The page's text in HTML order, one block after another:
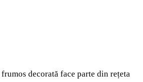
decorată face parte din rețeta